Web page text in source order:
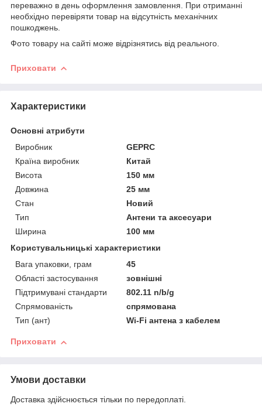
переважно в день оформлення замовлення. При отриманні
необхідно перевіряти товар на відсутність механічних
пошкоджень.
Фото товару на сайті може відрізнятись від реального.
Приховати
Характеристики
Основні атрибути
Виробник
GEPRC
Країна виробник
Китай
Висота
150 мм
Довжина
25 мм
Стан
Новий
Тип
Антени та аксесуари
Ширина
100 мм
Користувальницькі характеристики
Вага упаковки, грам
45
Області застосування
зовнішні
Підтримувані стандарти
802.11 n/b/g
Спрямованість
спрямована
Тип (ант)
Wi-Fi антена з кабелем
Приховати
Умови доставки
Доставка здійснюється тільки по передоплаті.